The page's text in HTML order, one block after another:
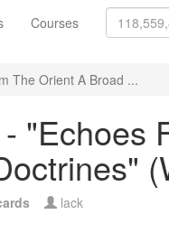
Courses
The Orient A Broad ...
"Echoes
lack